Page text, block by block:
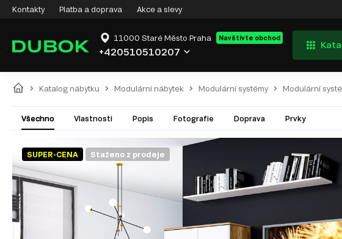
Kontakty Platba a doprava Akce a slevy
11000 Staré Město Praha Navštivte obchod
+420510510207
Katalog nábytku Modulární nábytek Modulární systémy Modulární
Všechno Vlastnosti Popis Fotografie Doprava Prvky
SUPER-CENA Staženo z prodeje